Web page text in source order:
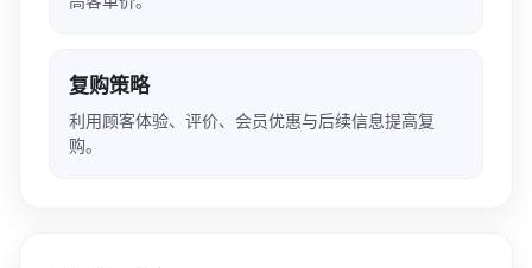
复购策略
利用顾客体验、评价、会员优惠与后续信息提高复
购。